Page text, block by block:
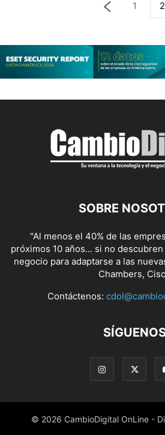
1 2
SOBRE
"Al menos el 40% de las
próximos 10 años... si no
negocio para adaptarse a las
Chambers,
Contáctenos:
© 2026 CambioDigital OnLine -